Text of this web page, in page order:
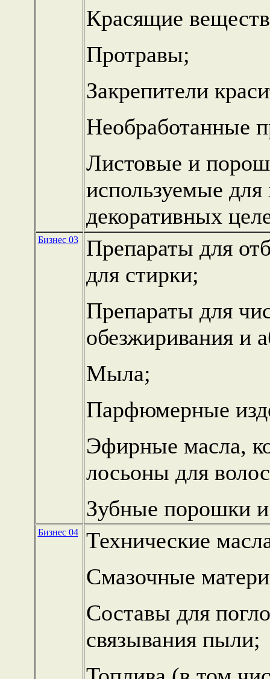
Красящие
Протравы;
Закрепители
Необработанные
Листовые и
используемые
декоративных
Бизнес 03
Препараты для
для стирки;
Препараты для
обезжиривания и
Мыла;
Парфюмерные
Эфирные масла,
лосьоны для
Зубные порошки
Бизнес 04
Технические
Смазочные
Составы для
связывания пыли;